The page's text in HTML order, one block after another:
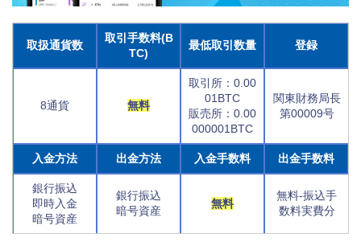
取扱通貨数
取引手数料(B
TC)
最低取引数量 登録
8通貨 無料
取引所：0.00
01BTC
販売所：0.00
000001BTC
関東財務局長
第00009号
入金方法 出金方法 入金手数料 出金手数料
銀行振込
即時入金
暗号資産
銀行振込
暗号資産
無料
無料-振込手
数料実費分